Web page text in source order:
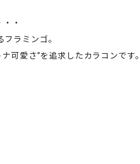
・
ラミンゴ。
可愛さ”を追求したカラコンです。